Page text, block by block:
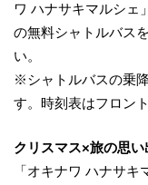
ワ ハナサキマルシェ
の無料シャトルバス
い。
※シャトルバスの乗
す。時刻表はフロン
クリスマス×旅の思
「オキナワ ハナサ